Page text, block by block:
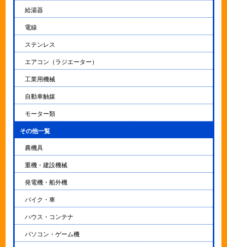
給湯器
電線
ステンレス
エアコン（ラジエーター）
工業用機械
自動車触媒
モーター類
その他一覧
農機具
重機・建設機械
発電機・船外機
バイク・車
ハウス・コンテナ
パソコン・ゲーム機